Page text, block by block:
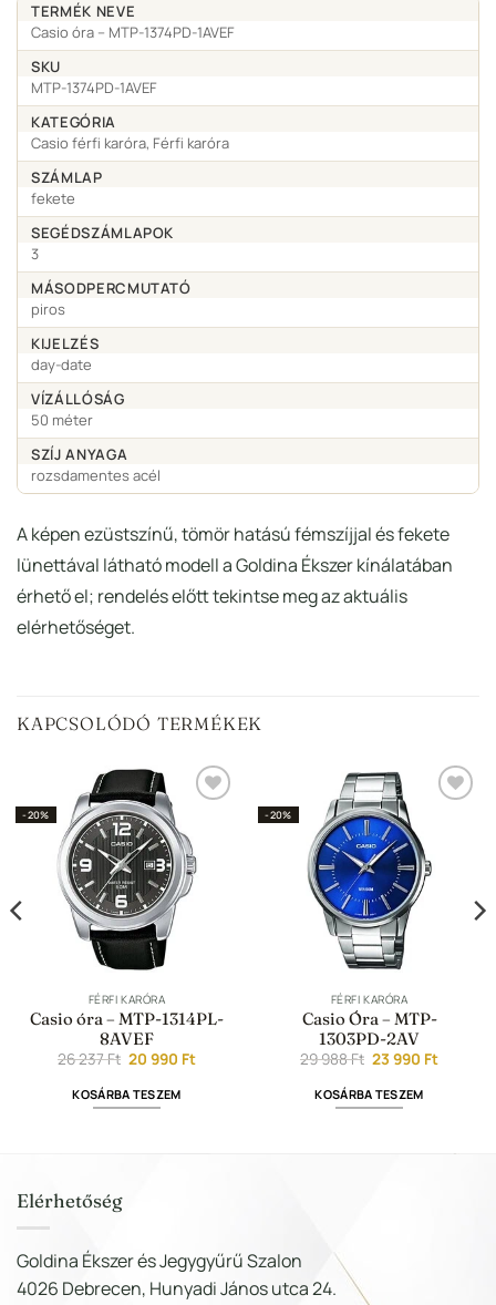
TERMÉK NEVE
Casio óra – MTP-1374PD-1AVEF
SKU
MTP-1374PD-1AVEF
KATEGÓRIA
Casio férfi karóra, Férfi karóra
SZÁMLAP
fekete
SEGÉDSZÁMLAPOK
3
MÁSODPERCMUTATÓ
piros
KIJELZÉS
day-date
VÍZÁLLÓSÁG
50 méter
SZÍJ ANYAGA
rozsdamentes acél
A képen ezüstszínű, tömör hatású fémszíjjal és fekete
lünettával látható modell a Goldina Ékszer kínálatában
érhető el; rendelés előtt tekintse meg az aktuális
elérhetőséget.
KAPCSOLÓDÓ TERMÉKEK
-20%
FÉRFI KARÓRA
Casio óra – MTP-1314PL-
8AVEF
26 237Ft Original
price
was:
26
237 Ft.
20 990 FtCurrent
KOSÁRBA TESZEM
-20%
FÉRFI KARÓRA
Casio Óra – MTP-
1303PD-2AV
29 988Ft Original
price
was:
29
988 Ft.
23 990 FtCurrent
KOSÁRBA TESZEM
Elérhetőség
Goldina Ékszer és Jegygyűrű Szalon
4026 Debrecen, Hunyadi János utca 24.